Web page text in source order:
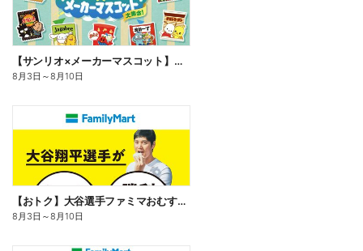
【サンリオ×メーカーマスコット】オリジナルグッズ貰える!
8月3日 ～8月10日
【おトク】大谷選手ファミマおむすび割
8月3日 ～8月10日